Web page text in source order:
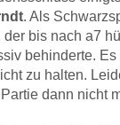
. Als
bis nach a7
behinderte.
zu halten.
dann nicht